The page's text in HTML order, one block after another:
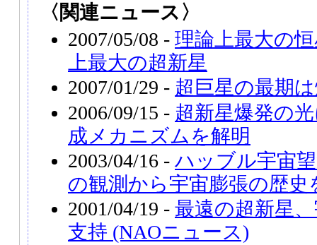
〈関連ニュース〉
2007/05/08 - 理論上最大の
上最大の超新星
2007/01/29 - 超巨星の最期
2006/09/15 - 超新星爆発の
成メカニズムを解明
2003/04/16 - ハッブル宇宙
の観測から宇宙膨張の歴史
2001/04/19 - 最遠の超新星
支持 (NAOニュース)